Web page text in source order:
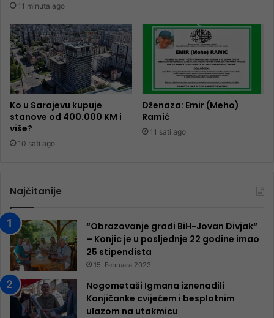
11 minuta ago
Ko u Sarajevu kupuje
stanove od 400.000 KM i
više?
10 sati ago
Dženaza: Emir (Meho)
Ramić
11 sati ago
Najčitanije
“Obrazovanje gradi BiH-Jovan Divjak“
– Konjic je u posljednje 22 godine imao
25 ​​stipendista
15. Februara 2023.
Nogometaši Igmana iznenadili
Konjičanke cvijećem i besplatnim
ulazom na utakmicu